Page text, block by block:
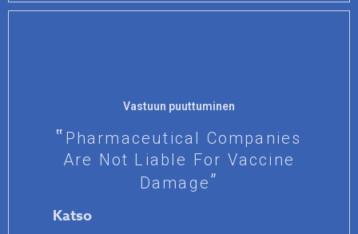
Vastuun puuttuminen
Pharmaceutical Companies
Are Not Liable For Vaccine
Damage
Katso